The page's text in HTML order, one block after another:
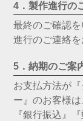
4．製作進行の
最終のご確認
進行のご連絡を
5．納期のご案
お支払方法が
ー』のお客様
『銀行振込』